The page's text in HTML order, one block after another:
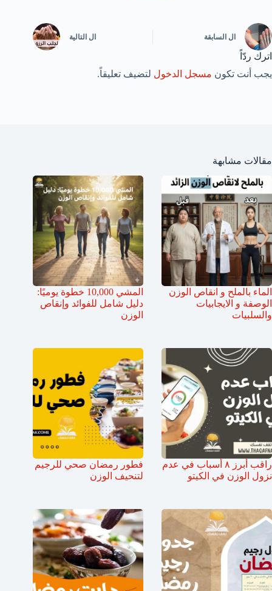
ال السابقة ال التالية
اترك ردّاً
يجب أنت تكون مسجل الدخول لتضيف تعليقاً.
مقالات مشابهة
الماء بالملح و انقاص الوزن
الوصفة و الايجابيات
والسلبيات
المشي 10,000 خطوة يوميًا:
دليل شامل للفوائد وإنقاص
الوزن
راقب أبرز ٨ أسباب في عدم
نزول الوزن في الكيتو
فطور رمضان صحي للرجيم
لتنحيف الوزن